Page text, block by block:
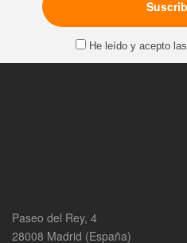
He leído y acepto las
Paseo del Rey, 4
28008 Madrid (España)